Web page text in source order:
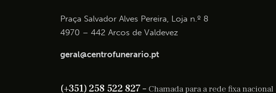
Praça Salvador Alves Pereira, Loja n.º 8
4970 – 442 Arcos de Valdevez
geral@centrofunerario.pt
(+351) 258 522 827 – Chamada para a rede fixa nacional